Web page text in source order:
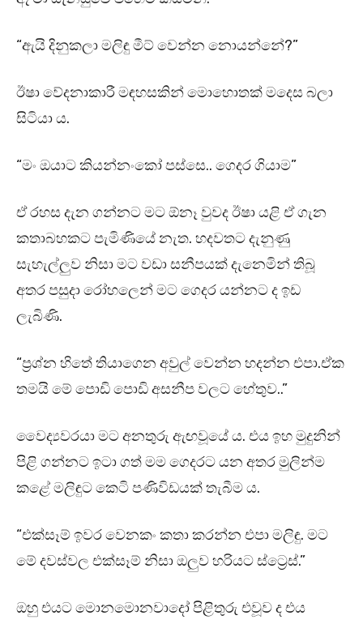
“ඇයි දිනුකලා මලිඳු මීට් වෙන්න නොයන්නේ?”
ඊෂා වේදනාකාරී මඳහසකින් මොහොතක් මදෙස බලා
සිටියා ය.
“මං ඔයාට කියන්නංකෝ පස්සෙ.. ගෙදර ගියාම”
ඒ රහස දැන ගන්නට මට ඕනෑ වුවද ඊෂා යළි ඒ ගැන
කතාබහකට පැමිණියේ නැත. හදවතට දැනුණු
සැහැල්ලුව නිසා මට වඩා සනීපයක් දැනෙමින් තිබූ
අතර පසුදා රෝහලෙන් මට ගෙදර යන්නට ද ඉඩ
ලැබිණි.
“ප්‍රශ්න හිතේ තියාගෙන අවුල් වෙන්න හදන්න එපා.ඒක
තමයි මේ පොඩි පොඩි අසනීප වලට හේතුව..”
වෛද්‍යවරයා මට අනතුරු ඇඟවූයේ ය. එය ඉහ මුදුනින්
පිළි ගන්නට ඉටා ගත් මම ගෙදරට යන අතර මුලින්ම
කළේ මලිඳුට කෙටි පණිවිඩයක් තැබීම ය.
“එක්සෑම් ඉවර වෙනකං කතා කරන්න එපා මලිඳු. මට
මේ දවස්වල එක්සෑම් නිසා ඔලුව හරියට ස්ට්‍රෙස්.”
ඔහු එයට මොනමොනවාදෝ පිළිතුරු එවූව ද එය